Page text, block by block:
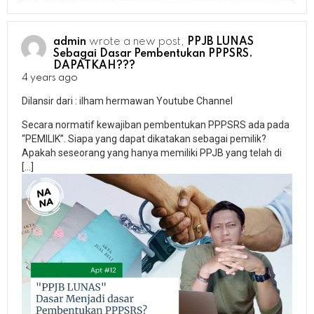
admin wrote a new post, PPJB LUNAS
Sebagai Dasar Pembentukan PPPSRS.
DAPATKAH???
4 years ago
Dilansir dari : ilham hermawan Youtube Channel
Secara normatif kewajiban pembentukan PPPSRS ada pada
“PEMILIK”. Siapa yang dapat dikatakan sebagai pemilik?
Apakah seseorang yang hanya memiliki PPJB yang telah di
[…]